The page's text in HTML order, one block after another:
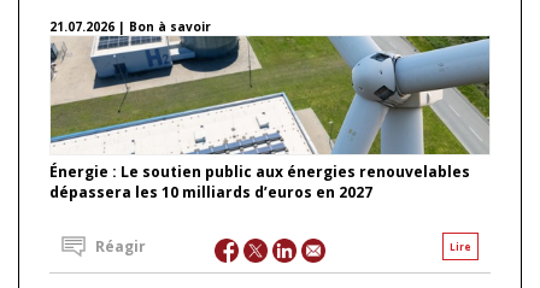
21.07.2026 | Bon à savoir
Énergie : Le soutien public aux énergies renouvelables
dépassera les 10 milliards d’euros en 2027
Lire
Réagir